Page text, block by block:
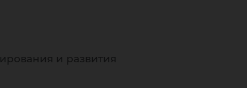
и развития